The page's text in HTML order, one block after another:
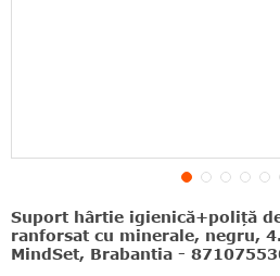
Suport hârtie igienică+poliță
ranforsat cu minerale, negru,
MindSet, Brabantia -